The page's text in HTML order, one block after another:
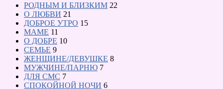
РОДНЫМ И БЛИЗКИМ 22
О ЛЮБВИ 21
ДОБРОЕ УТРО 15
МАМЕ 11
О ДОБРЕ 10
СЕМЬЕ 9
ЖЕНЩИНЕ/ДЕВУШКЕ 8
МУЖЧИНЕ/ПАРНЮ 7
ДЛЯ СМС 7
СПОКОЙНОЙ НОЧИ 6